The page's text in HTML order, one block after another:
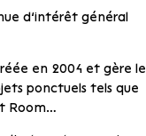
d’intérêt général
en 2004 et gère le
ponctuels tels que
Room…